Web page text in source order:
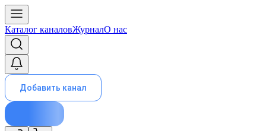
Каталог каналовЖурналО нас
Добавить канал